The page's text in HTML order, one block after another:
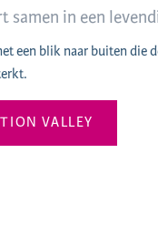
samen in een
een blik naar buiten die
VALLEY